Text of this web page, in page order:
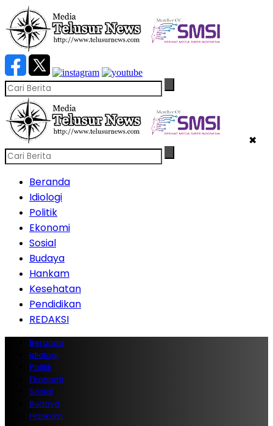
✖
Beranda
Idiologi
Politik
Ekonomi
Sosial
Budaya
Hankam
Kesehatan
Pendidikan
REDAKSI
Beranda
Idiologi
Politik
Ekonomi
Sosial
Budaya
Hankam